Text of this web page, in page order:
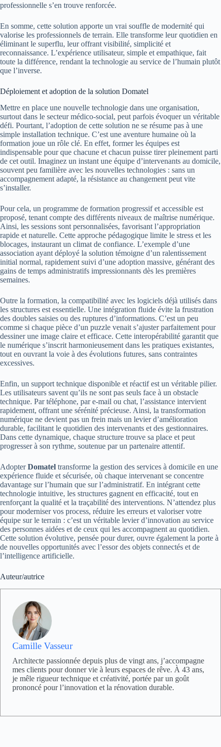
professionnelle s’en trouve renforcée.
En somme, cette solution apporte un vrai souffle de modernité qui
valorise les professionnels de terrain. Elle transforme leur quotidien en
éliminant le superflu, leur offrant visibilité, simplicité et
reconnaissance. L’expérience utilisateur, simple et empathique, fait
toute la différence, rendant la technologie au service de l’humain plutôt
que l’inverse.
Déploiement et adoption de la solution Domatel
Mettre en place une nouvelle technologie dans une organisation,
surtout dans le secteur médico-social, peut parfois évoquer un véritable
défi. Pourtant, l’adoption de cette solution ne se résume pas à une
simple installation technique. C’est une aventure humaine où la
formation joue un rôle clé. En effet, former les équipes est
indispensable pour que chacune et chacun puisse tirer pleinement parti
de cet outil. Imaginez un instant une équipe d’intervenants au domicile,
souvent peu familière avec les nouvelles technologies : sans un
accompagnement adapté, la résistance au changement peut vite
s’installer.
Pour cela, un programme de formation progressif et accessible est
proposé, tenant compte des différents niveaux de maîtrise numérique.
Ainsi, les sessions sont personnalisées, favorisant l’appropriation
rapide et naturelle. Cette approche pédagogique limite le stress et les
blocages, instaurant un climat de confiance. L’exemple d’une
association ayant déployé la solution témoigne d’un ralentissement
initial normal, rapidement suivi d’une adoption massive, générant des
gains de temps administratifs impressionnants dès les premières
semaines.
Outre la formation, la compatibilité avec les logiciels déjà utilisés dans
les structures est essentielle. Une intégration fluide évite la frustration
des doubles saisies ou des ruptures d’informations. C’est un peu
comme si chaque pièce d’un puzzle venait s’ajuster parfaitement pour
dessiner une image claire et efficace. Cette interopérabilité garantit que
le numérique s’inscrit harmonieusement dans les pratiques existantes,
tout en ouvrant la voie à des évolutions futures, sans contraintes
excessives.
Enfin, un support technique disponible et réactif est un véritable pilier.
Les utilisateurs savent qu’ils ne sont pas seuls face à un obstacle
technique. Par téléphone, par e-mail ou chat, l’assistance intervient
rapidement, offrant une sérénité précieuse. Ainsi, la transformation
numérique ne devient pas un frein mais un levier d’amélioration
durable, facilitant le quotidien des intervenants et des gestionnaires.
Dans cette dynamique, chaque structure trouve sa place et peut
progresser à son rythme, soutenue par un partenaire attentif.
AdopterDomatel transforme la gestion des services à domicile en une
expérience fluide et sécurisée, où chaque intervenant se concentre
davantage sur l’humain que sur l’administratif. En intégrant cette
technologie intuitive, les structures gagnent en efficacité, tout en
renforçant la qualité et la traçabilité des interventions. N’attendez plus
pour moderniser vos process, réduire les erreurs et valoriser votre
équipe sur le terrain : c’est un véritable levier d’innovation au service
des personnes aidées et de ceux qui les accompagnent au quotidien.
Cette solution évolutive, pensée pour durer, ouvre également la porte à
de nouvelles opportunités avec l’essor des objets connectés et de
l’intelligence artificielle.
Auteur/autrice
Camille Vasseur
Architecte passionnée depuis plus de vingt ans, j’accompagne
mes clients pour donner vie à leurs espaces de rêve. À 43 ans,
je mêle rigueur technique et créativité, portée par un goût
prononcé pour l’innovation et la rénovation durable.